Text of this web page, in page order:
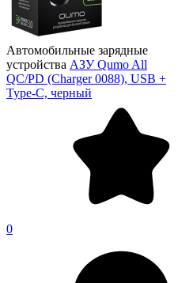
Автомобильные зарядные
устройства АЗУ Qumo All
QC/PD (Charger 0088), USB +
Type-C, черный
0